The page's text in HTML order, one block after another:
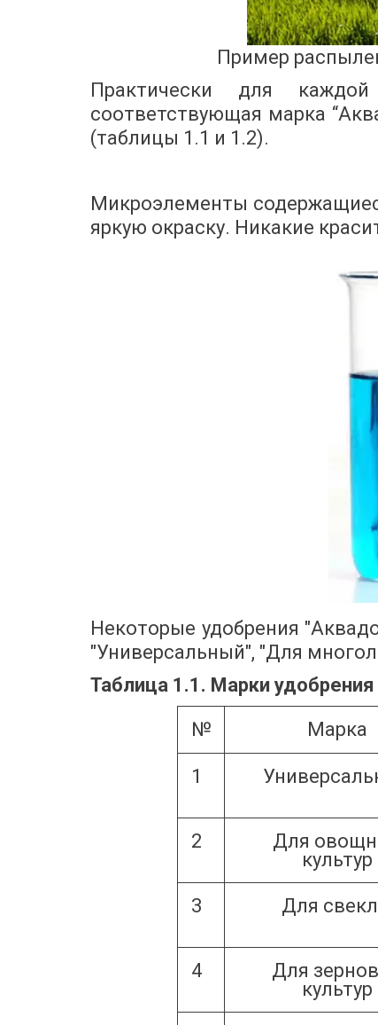
Пример
Практически для
соответствующая марка
(таблицы 1.1 и 1.2).
Микроэлементы
яркую окраску. Никакие
Некоторые удобрения
"Универсальный", "Для
Таблица 1.1. Марки
№
Марка
1
2
Для
культур
3 Для
4
Для
культур